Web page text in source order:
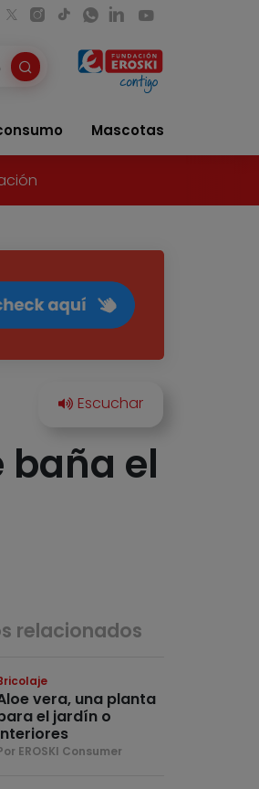
Mascotas
baña el
relacionados
vera, una planta
el jardín o
EROSKI Consumer